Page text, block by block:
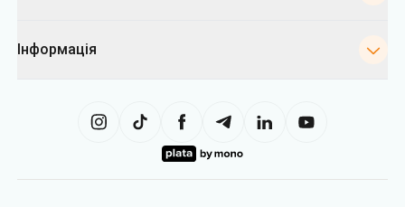
Інформація